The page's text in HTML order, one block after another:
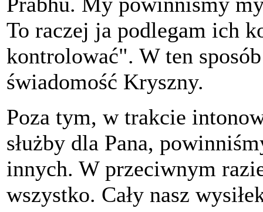
To raczej ja podlegam ich
kontrolować". W ten
świadomość Kryszny.
Poza tym, w trakcie
służby dla Pana,
innych. W przeciwnym
wszystko. Cały nasz